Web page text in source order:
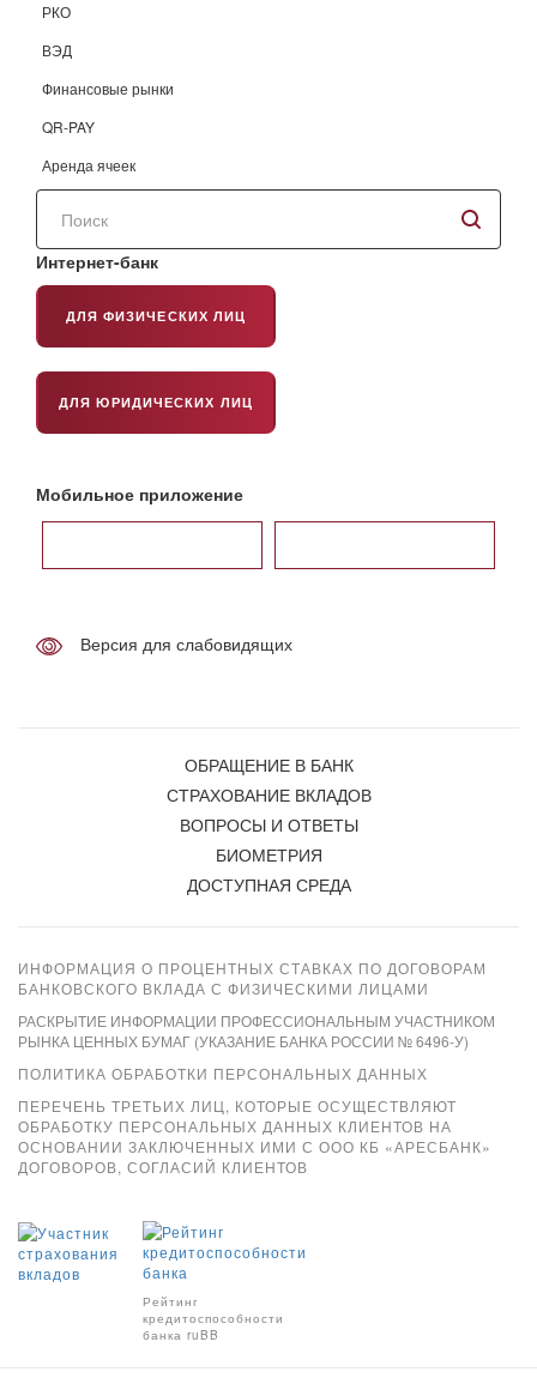
РКО
ВЭД
Финансовые рынки
QR-PAY
Аренда ячеек
Поиск
сайту
Интернет-банк
ДЛЯ ФИЗИЧЕСКИХ ЛИЦ
ДЛЯ ЮРИДИЧЕСКИХ ЛИЦ
Мобильное приложение
Версия для слабовидящих
ОБРАЩЕНИЕ В БАНК
СТРАХОВАНИЕ ВКЛАДОВ
ВОПРОСЫ И ОТВЕТЫ
БИОМЕТРИЯ
ДОСТУПНАЯ СРЕДА
ИНФОРМАЦИЯ О ПРОЦЕНТНЫХ СТАВКАХ ПО ДОГОВОРАМ
БАНКОВСКОГО ВКЛАДА С ФИЗИЧЕСКИМИ ЛИЦАМИ
РАСКРЫТИЕ ИНФОРМАЦИИ ПРОФЕССИОНАЛЬНЫМ УЧАСТНИКОМ
РЫНКА ЦЕННЫХ БУМАГ (УКАЗАНИЕ БАНКА РОССИИ № 6496-У)
ПОЛИТИКА ОБРАБОТКИ ПЕРСОНАЛЬНЫХ ДАННЫХ
ПЕРЕЧЕНЬ ТРЕТЬИХ ЛИЦ, КОТОРЫЕ ОСУЩЕСТВЛЯЮТ
ОБРАБОТКУ ПЕРСОНАЛЬНЫХ ДАННЫХ КЛИЕНТОВ НА
ОСНОВАНИИ ЗАКЛЮЧЕННЫХ ИМИ С ООО КБ «АРЕСБАНК»
ДОГОВОРОВ, СОГЛАСИЙ КЛИЕНТОВ
Рейтинг
кредитоспособности
банка ruBB